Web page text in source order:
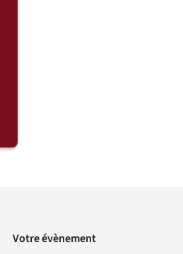
Votre évènement